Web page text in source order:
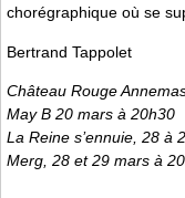
chorégraphique où se
Bertrand Tappolet
Château Rouge
May B 20 mars à 20h30
La Reine s’ennuie, 28 à
Merg, 28 et 29 mars à